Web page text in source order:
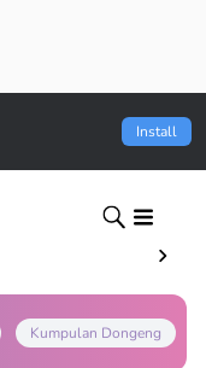
Install
Kumpulan Dongeng